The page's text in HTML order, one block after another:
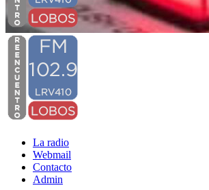
Menú
primario
La radio
Webmail
Contacto
Admin